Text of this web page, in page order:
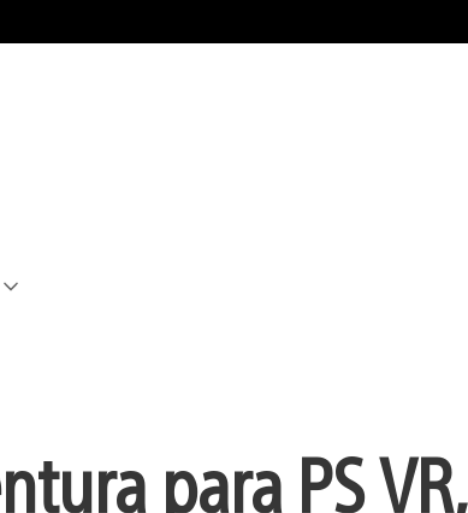
para PS VR,